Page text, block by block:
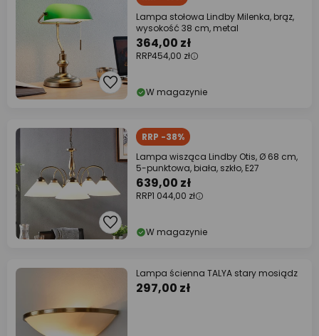
Lampa stołowa Lindby Milenka, brąz,
wysokość 38 cm, metal
364,00 zł
RRP454,00 zł
W magazynie
RRP -38%
Lampa wisząca Lindby Otis, Ø 68 cm,
5-punktowa, biała, szkło, E27
639,00 zł
RRP1 044,00 zł
W magazynie
Lampa ścienna TALYA stary mosiądz
297,00 zł